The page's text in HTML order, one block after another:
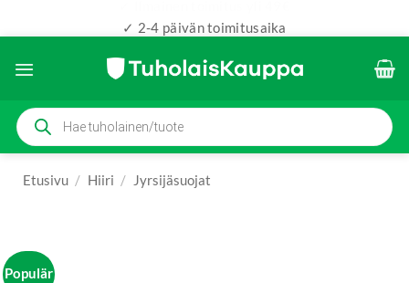
Products
search
Etusivu / Hiiri / Jyrsijäsuojat
Populär
✓ 2-4 päivän toimitusaika